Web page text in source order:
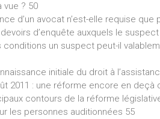
vue ? 50
d’un avocat n’est-elle requise
d’enquête auxquels le
un suspect peut-il
initiale du droit à
2011 : une réforme encore en
contours de la réforme
les personnes auditionnées 55